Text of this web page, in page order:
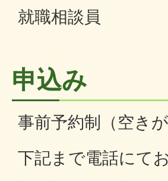
就職相談員
申込み
事前予約制（空き
下記まで電話にて